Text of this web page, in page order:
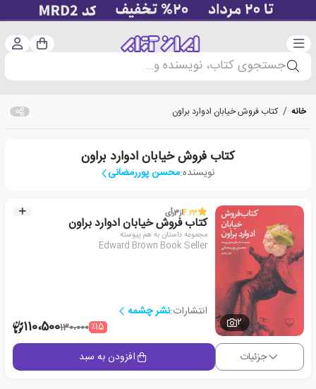
دسته‌بندی سبد
جستجوی کتاب، نویسنده و...
خانه / کتاب فروش خیابان ادوارد براون
کتاب فروش خیابان ادوارد براون
نویسنده:محسن پوررمضانی
2
4.23از3رأی
کتاب فروش خیابان ادوارد براون
مجموعه داستان به هم پیوسته
Edward Brown Book Seller
انتشارات:نشر چشمه
٪15130،000110،500
جزئیات افزودن به سبد